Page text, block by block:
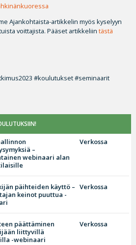
Ajankohtaista-artikkelin myös kyselyyn
voittajista. Pääset artikkeliin tästä
#koulutukset #seminaarit
–
webinaari alan
Verkossa
päihteiden käyttö –
keinot puuttua -
Verkossa
päättäminen
liittyvillä
-webinaari
Verkossa